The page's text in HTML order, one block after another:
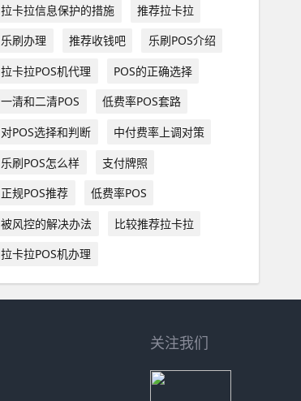
拉卡拉信息保护的措施
推荐拉卡拉
乐刷办理
推荐收钱吧
乐刷POS介绍
拉卡拉POS机代理
POS的正确选择
一清和二清POS
低费率POS套路
对POS选择和判断
中付费率上调对策
乐刷POS怎么样
支付牌照
正规POS推荐
低费率POS
被风控的解决办法
比较推荐拉卡拉
拉卡拉POS机办理
关注我们